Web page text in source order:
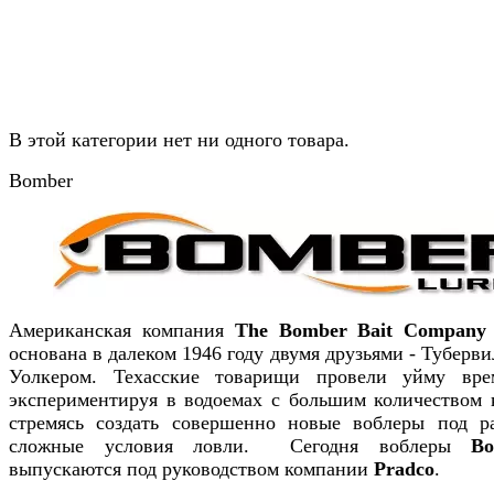
В этой категории нет ни одного товара.
Bomber
Американская компания The Bomber Bait Company
основана в далеком 1946 году двумя друзьями -
Уолкером. Техасские товарищи провели уйму
экспериментируя в водоемах с большим количеством
стремясь создать совершенно новые воблеры под
сложные условия ловли. Сегодня воблеры
выпускаются под руководством компании Pradco.